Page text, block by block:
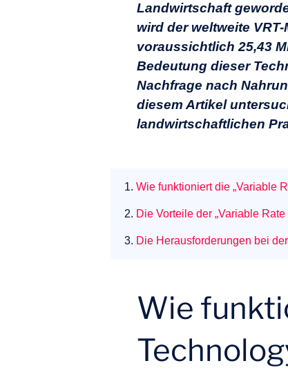
Landwirtschaft
wird der weltweite
voraussichtlich 25,43
Bedeutung dieser
Nachfrage nach
diesem Artikel
landwirtschaftlichen
1. Wie funktioniert die „Variable
2. Die Vorteile der „Variable
3. Die Herausforderungen bei
Wie